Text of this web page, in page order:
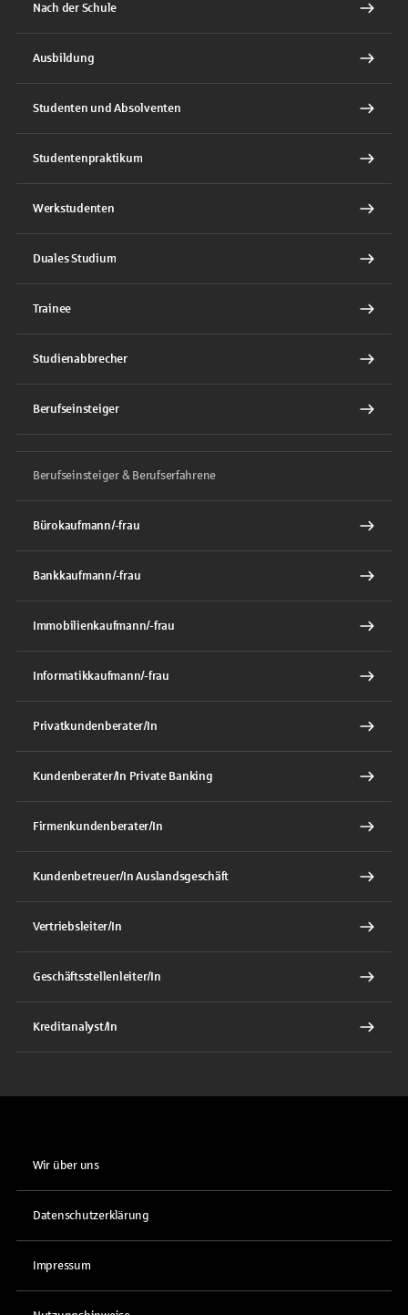
Nach der Schule
Ausbildung
Studenten und Absolventen
Studentenpraktikum
Werkstudenten
Duales Studium
Trainee
Studienabbrecher
Berufseinsteiger
Berufseinsteiger & Berufserfahrene
Bürokaufmann/-frau
Bankkaufmann/-frau
Immobilienkaufmann/-frau
Informatikkaufmann/-frau
Privatkundenberater/In
Kundenberater/In Private Banking
Firmenkundenberater/In
Kundenbetreuer/In Auslandsgeschäft
Vertriebsleiter/In
Geschäftsstellenleiter/In
Kreditanalyst/In
Wir über uns
Datenschutzerklärung
Impressum